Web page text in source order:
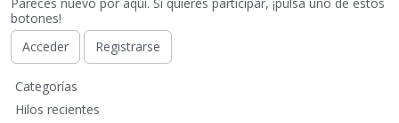
botones!
Acceder
Registrarse
E
n
Categorías
Hilos recientes